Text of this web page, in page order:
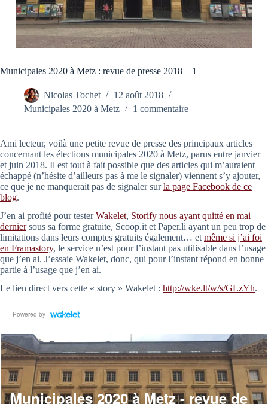
Municipales 2020 à Metz : revue de presse 2018 – 1
Nicolas Tochet
12 août 2018
Municipales 2020 à Metz
1 commentaire
Ami lecteur, voilà une petite revue de presse des principaux articles
concernant les élections municipales 2020 à Metz, parus entre janvier
et juin 2018. Il est tout à fait possible que des articles qui m’auraient
échappé (n’hésite d’ailleurs pas à me le signaler) viennent s’y ajouter,
ce que je ne manquerait pas de signaler surla page Facebook de ce
blog.
J’en ai profité pour testerWakelet, Storify nous ayant quitté en mai
derniersous sa forme gratuite, Scoop.it et Paper.li ayant un peu trop de
limitations dans leurs comptes gratuits également… et même si j’ai foi
en Framastory, le service n’est pour l’instant pas utilisable dans l’usage
que j’en ai. J’essaie Wakelet, donc, qui pour l’instant répond en bonne
partie à l’usage que j’en ai.
Le lien direct vers cette « story » Wakelet : http://wke.lt/w/s/GLzYh.